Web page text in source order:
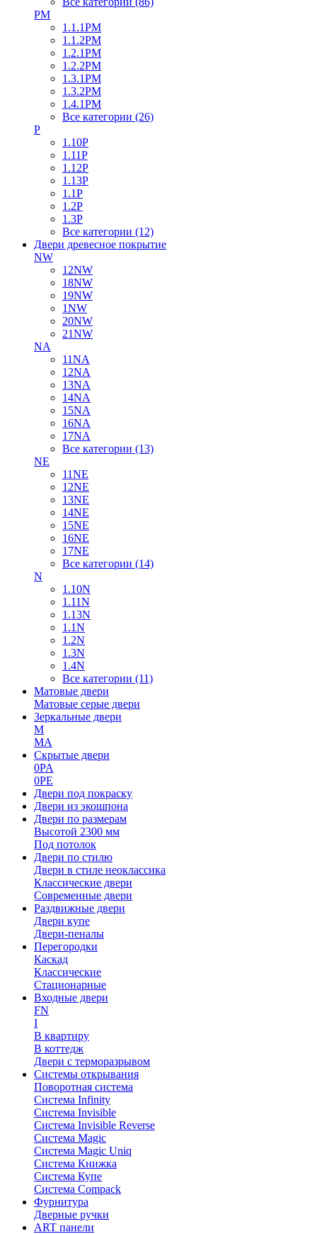
PM
1.1.1PM
1.1.2PM
1.2.1PM
1.2.2PM
1.3.1PM
1.3.2PM
1.4.1PM
Все категории (26)
P
1.10P
1.11P
1.12P
1.13P
1.1P
1.2P
1.3P
Все категории (12)
Двери древесное покрытие
NW
12NW
18NW
19NW
1NW
20NW
21NW
NA
11NA
12NA
13NA
14NA
15NA
16NA
17NA
Все категории (13)
NE
11NE
12NE
13NE
14NE
15NE
16NE
17NE
Все категории (14)
N
1.10N
1.11N
1.13N
1.1N
1.2N
1.3N
1.4N
Все категории (11)
Матовые двери
Матовые серые двери
Зеркальные двери
M
MA
Скрытые двери
0PA
0PE
Двери под покраску
Двери из экошпона
Двери по размерам
Высотой 2300 мм
Под потолок
Двери по стилю
Двери в стиле неоклассика
Классические двери
Современные двери
Раздвижные двери
Двери купе
Двери-пеналы
Перегородки
Каскад
Классические
Стационарные
Входные двери
FN
I
В квартиру
В коттедж
Двери с терморазрывом
Системы открывания
Поворотная система
Система Infinity
Система Invisible
Система Invisible Reverse
Система Magic
Система Magic Uniq
Система Книжка
Система Купе
Система Compack
Фурнитура
Дверные ручки
ART панели